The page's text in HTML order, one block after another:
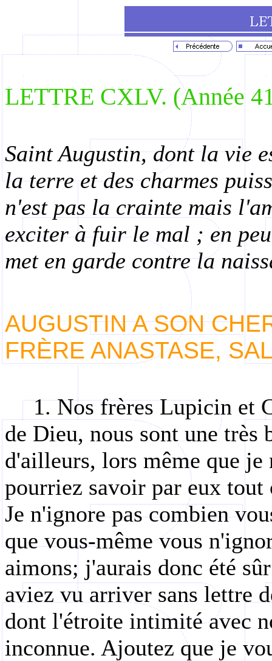
LETTRE CXLV. (Année
Saint Augustin, dont la vie
la terre et des charmes
n'est pas la crainte mais
exciter à fuir le mal ; en
met en garde contre la
AUGUSTIN A SON
FRÈRE ANASTASE,
1. Nos frères Lupicin et
de Dieu, nous sont une très
d'ailleurs, lors même que je
pourriez savoir par eux tout
Je n'ignore pas combien
que vous-même vous
aimons; j'aurais donc été
aviez vu arriver sans lettre
dont l'étroite intimité avec
inconnue. Ajoutez que je